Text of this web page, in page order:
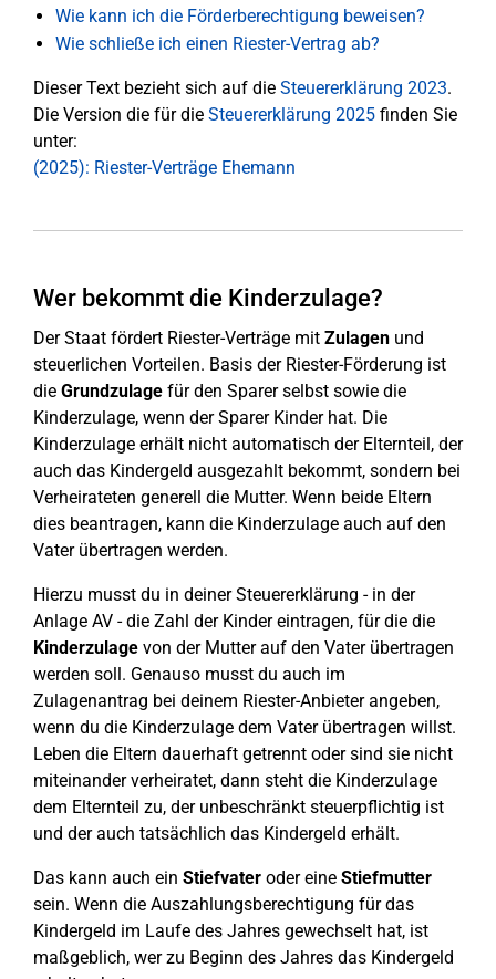
Wie kann ich die Förderberechtigung beweisen?
Wie schließe ich einen Riester-Vertrag ab?
Dieser Text bezieht sich auf die Steuererklärung 2023.
Die Version die für die Steuererklärung 2025 finden Sie
unter:
(2025): Riester-Verträge Ehemann
Wer bekommt die Kinderzulage?
Der Staat fördert Riester-Verträge mit Zulagen und
steuerlichen Vorteilen. Basis der Riester-Förderung ist
die Grundzulage für den Sparer selbst sowie die
Kinderzulage, wenn der Sparer Kinder hat. Die
Kinderzulage erhält nicht automatisch der Elternteil, der
auch das Kindergeld ausgezahlt bekommt, sondern bei
Verheirateten generell die Mutter. Wenn beide Eltern
dies beantragen, kann die Kinderzulage auch auf den
Vater übertragen werden.
Hierzu musst du in deiner Steuererklärung - in der
Anlage AV - die Zahl der Kinder eintragen, für die die
Kinderzulage von der Mutter auf den Vater übertragen
werden soll. Genauso musst du auch im
Zulagenantrag bei deinem Riester-Anbieter angeben,
wenn du die Kinderzulage dem Vater übertragen willst.
Leben die Eltern dauerhaft getrennt oder sind sie nicht
miteinander verheiratet, dann steht die Kinderzulage
dem Elternteil zu, der unbeschränkt steuerpflichtig ist
und der auch tatsächlich das Kindergeld erhält.
Das kann auch ein Stiefvater oder eine Stiefmutter
sein. Wenn die Auszahlungsberechtigung für das
Kindergeld im Laufe des Jahres gewechselt hat, ist
maßgeblich, wer zu Beginn des Jahres das Kindergeld